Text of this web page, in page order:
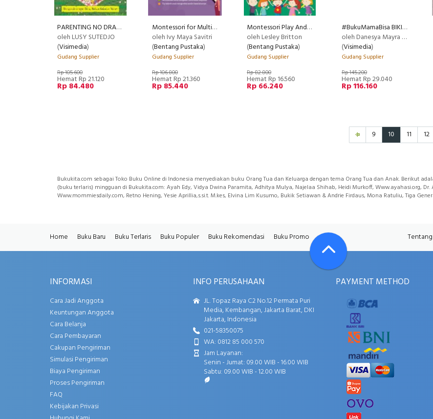
PARENTING NO DRAMA (Promo Best Book)
oleh LUSY SUTEDJO
(Visimedia)
Gudang Supplier
Rp 105.600
Hemat Rp 21.120
Rp 84.480
Montessori for Multiple Intelligences RECOMMENDED
oleh Ivy Maya Savitri
(Bentang Pustaka)
Gudang Supplier
Rp 106.800
Hemat Rp 21.360
Rp 85.440
Montessori Play And Learn
oleh Lesley Britton
(Bentang Pustaka)
Gudang Supplier
Rp 82.800
Hemat Rp 16.560
Rp 66.240
#BukuMamaBisa BIKIN PLAYDATE SENDIRI [Bonus: Good Bag] (Promo Best Book)
oleh Danesya Mayra Juzar, Dyah Ayu Amallia, & Irna Nurul Fatimah (@productivemamas)
(Visimedia)
Gudang Supplier
Rp 145.200
Hemat Rp 29.040
Rp 116.160
9 10 11 12
Bukukita.com sebagai Toko Buku Online di Indonesia menyediakan buku Orang Tua dan Keluarga dengan tema Orang Tua dan Anak. Berikut
(buku terlaris) mingguan di Bukukita.com: Ayah Edy, Vidya Dwina Paramita, Adhitya Mulya, Najelaa Shihab, Heidi Murkoff, Www.ayahasi.org, Dr.
Www.mommiesdaily.com, Retno Hening, Yesie Aprillia,s.si.t. M.kes, Elvina Lim Kusumo, Bukik Setiawan & Andrie Firdaus, Mona Ratuliu, Tiga
Home Buku Baru Buku Terlaris Buku Populer Buku Rekomendasi Buku Promo
INFORMASI
Cara Jadi Anggota
Keuntungan Anggota
Cara Belanja
Cara Pembayaran
Cakupan Pengiriman
Simulasi Pengiriman
Biaya Pengiriman
Proses Pengiriman
FAQ
Kebijakan Privasi
INFO PERUSAHAAN
JL. Topaz Raya C2 No.12 Permata Puri
Media, Kembangan, Jakarta Barat, DKI
Jakarta, Indonesia
021-58350075
WA: 0812 85 000 570
Jam Layanan:
Senin - Jumat: 09.00 WIB - 16.00 WIB
Sabtu: 09.00 WIB - 12.00 WIB
PAYMENT METHOD